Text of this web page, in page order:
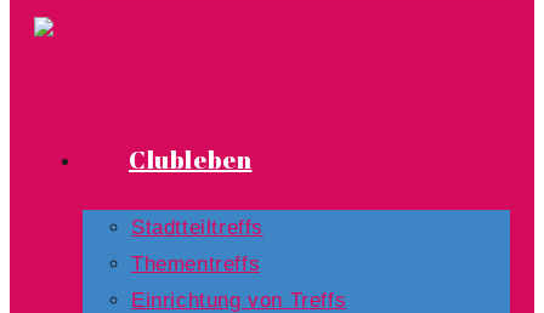
Clubleben
Stadtteiltreffs
Thementreffs
Einrichtung von Treffs​